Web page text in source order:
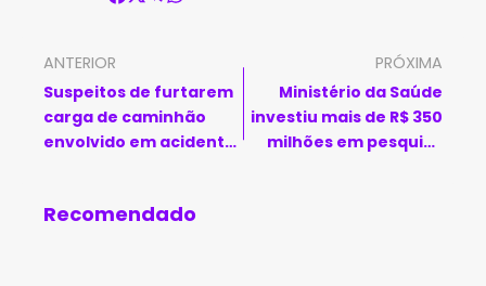
ANTERIOR
Suspeitos de furtarem
carga de caminhão
envolvido em acidente
PRÓXIMA
Ministério da Saúde
investiu mais de R$ 350
milhões em pesquisa
Recomendado